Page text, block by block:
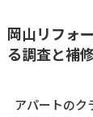
岡山リフォ
る調査と補
アパートのク